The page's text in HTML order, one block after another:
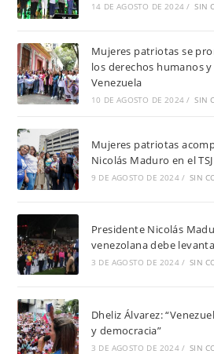
14 DE AGOSTO DE 2024 / SIN
Mujeres patriotas se
los derechos humanos
Venezuela
10 DE AGOSTO DE 2024 / SIN
Mujeres patriotas
Nicolás Maduro en el TSJ
9 DE AGOSTO DE 2024 / SIN
Presidente Nicolás
venezolana debe
3 DE AGOSTO DE 2024 / SIN
Dheliz Álvarez:
y democracia”
3 DE AGOSTO DE 2024 / SIN